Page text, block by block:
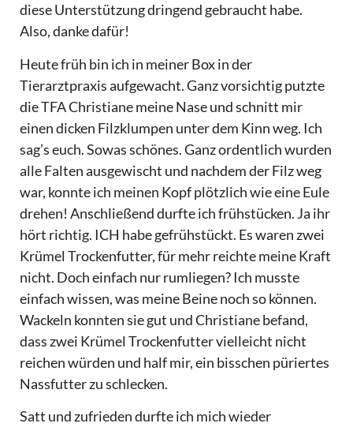
diese Unterstützung dringend gebraucht habe.
Also, danke dafür!
Heute früh bin ich in meiner Box in der
Tierarztpraxis aufgewacht. Ganz vorsichtig putzte
die TFA Christiane meine Nase und schnitt mir
einen dicken Filzklumpen unter dem Kinn weg. Ich
sag’s euch. Sowas schönes. Ganz ordentlich wurden
alle Falten ausgewischt und nachdem der Filz weg
war, konnte ich meinen Kopf plötzlich wie eine Eule
drehen! Anschließend durfte ich frühstücken. Ja ihr
hört richtig. ICH habe gefrühstückt. Es waren zwei
Krümel Trockenfutter, für mehr reichte meine Kraft
nicht. Doch einfach nur rumliegen? Ich musste
einfach wissen, was meine Beine noch so können.
Wackeln konnten sie gut und Christiane befand,
dass zwei Krümel Trockenfutter vielleicht nicht
reichen würden und half mir, ein bisschen püriertes
Nassfutter zu schlecken.
Satt und zufrieden durfte ich mich wieder